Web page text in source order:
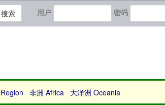
搜索 用户 密码
非洲 Africa 大洋洲 Oceania